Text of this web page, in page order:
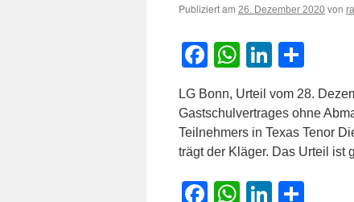
Publiziert am 26. Dezember 2020 von
Facebook
WhatsApp
LG Bonn, Urteil vom 28.
Gastschulvertrages ohne
Teilnehmers in Texas Tenor
trägt der Kläger. Das Urteil ist
Facebook
WhatsApp